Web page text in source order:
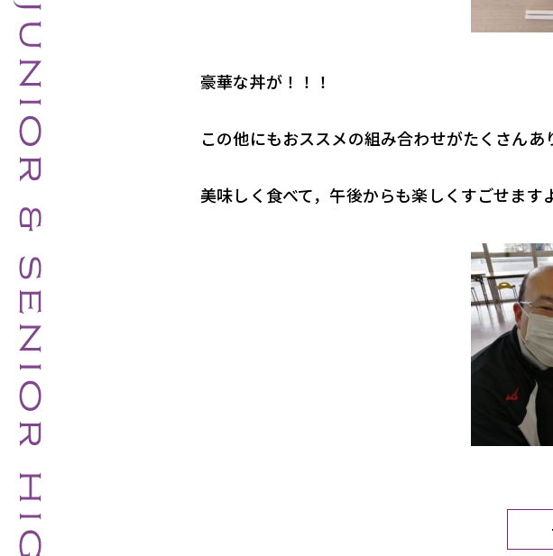
豪華な丼が！！！
この他にもおススメの組み合わせがたくさんあ
美味しく食べて，午後からも楽しくすごせます